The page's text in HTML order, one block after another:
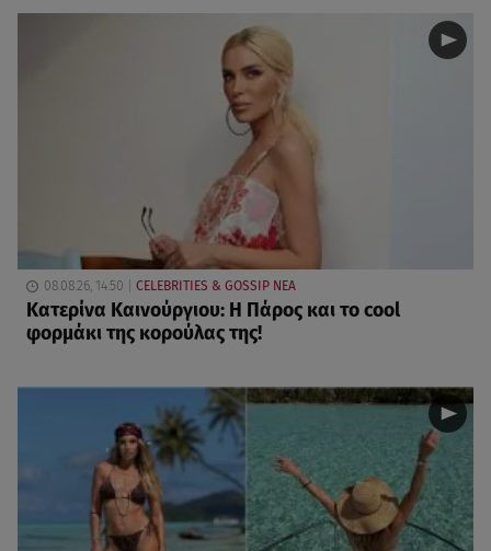
08.08.26, 14:50 CELEBRITIES & GOSSIP ΝΕΑ
Κατερίνα Καινούργιου: Η Πάρος και το cool
φορμάκι της κορούλας της!